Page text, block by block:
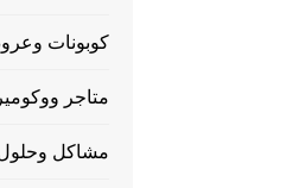
كوبونات
متاجر
مشاكل